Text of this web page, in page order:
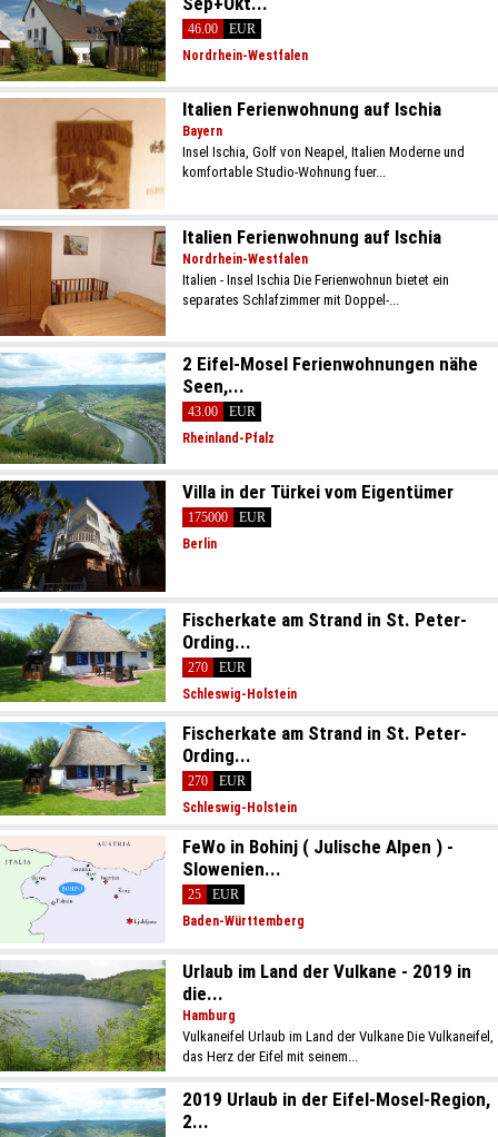
46.00
EUR
Nordrhein-Westfalen
Italien Ferienwohnung auf Ischia
Bayern
Insel Ischia, Golf von Neapel, Italien Moderne und
komfortable Studio-Wohnung fuer...
Italien Ferienwohnung auf Ischia
Nordrhein-Westfalen
Italien - Insel Ischia Die Ferienwohnun bietet ein
separates Schlafzimmer mit Doppel-...
2 Eifel-Mosel Ferienwohnungen nähe
Seen,...
43.00
EUR
Rheinland-Pfalz
Villa in der Türkei vom Eigentümer
175000
EUR
Berlin
Fischerkate am Strand in St. Peter-
Ording...
270
EUR
Schleswig-Holstein
Fischerkate am Strand in St. Peter-
Ording...
270
EUR
Schleswig-Holstein
FeWo in Bohinj ( Julische Alpen ) -
Slowenien...
25
EUR
Baden-Württemberg
Urlaub im Land der Vulkane - 2019 in
die...
Hamburg
Vulkaneifel Urlaub im Land der Vulkane Die Vulkaneifel,
das Herz der Eifel mit seinem...
2019 Urlaub in der Eifel-Mosel-Region,
2...